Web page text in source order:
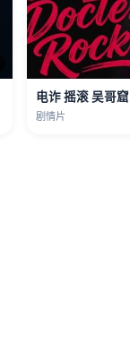
电诈 摇滚 吴哥窟
剧情片